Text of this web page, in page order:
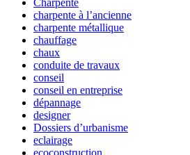
charpente à l’ancienne
charpente métallique
chauffage
chaux
conduite de travaux
conseil
conseil en entreprise
dépannage
designer
Dossiers d’urbanisme
eclairage
ecoconstruction